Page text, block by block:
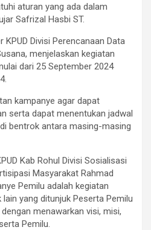
aturan yang ada dalam
Safrizal Hasbi ST.
Divisi Perencanaan Data
menjelaskan kegiatan
dari 25 September 2024
kampanye agar dapat
serta dapat menentukan jadwal
bentrok antara masing-masing
Kab Rohul Divisi Sosialisasi
Masyarakat Rahmad
Pemilu adalah kegiatan
yang ditunjuk Peserta Pemilu
menawarkan visi, misi,
Pemilu.